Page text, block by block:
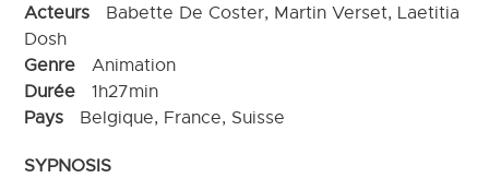
Acteurs Babette De Coster, Martin Verset, Laetitia
Dosh
GenreAnimation
Durée1h27min
Pays Belgique, France, Suisse
SYPNOSIS